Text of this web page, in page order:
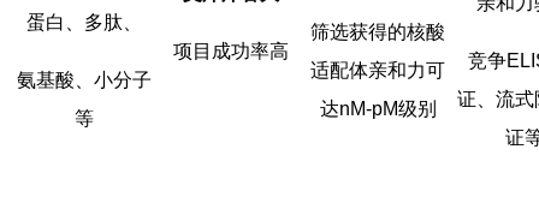
蛋白、多肽、
氨基酸、小分子
等
项目成功率高
筛选获得的核酸
适配体亲和力可
达nM-pM级别
竞争
证、流式
证